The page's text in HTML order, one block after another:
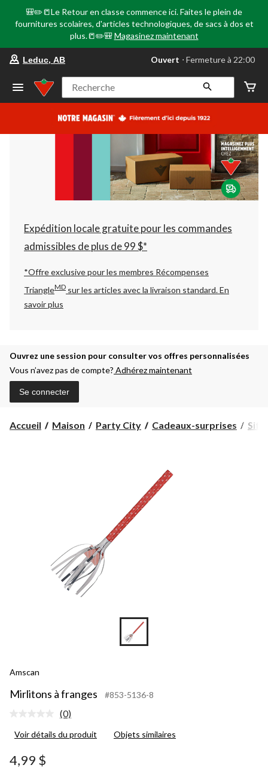
🎒✏️📒Le Retour en classe commence ici. Faites le plein de
fournitures scolaires, d'articles technologiques, de sacs à dos et
plus.📒✏️🎒 Magasinez maintenant
votre
préféré
Leduc,
AB,
courament
Fermeture
à
22:00
cliquer
pour
changer
Leduc, AB Ouvert ⋅ Fermeture à 22:00
Recherche
Expédition locale gratuite pour les commandes
admissibles de plus de 99 $*
*Offre exclusive pour les membres Récompenses
TriangleMD sur les articles avec la livraison standard.En
savoir plus
Ouvrez une session pour consulter vos offres personnalisées
Vous n’avez pas de compte? Adhérez maintenant
Se connecter
Accueil Maison Party City Cadeaux-surprises
Amscan
Mirlitons à franges #853-5136-8
Aucune
pour
(0)
Voir détails du produit Objets similaires
4,99 $